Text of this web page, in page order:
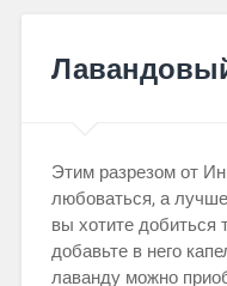
Этим разрезом от
любоваться, а лучше
вы хотите добиться
добавьте в него
лаванду можно